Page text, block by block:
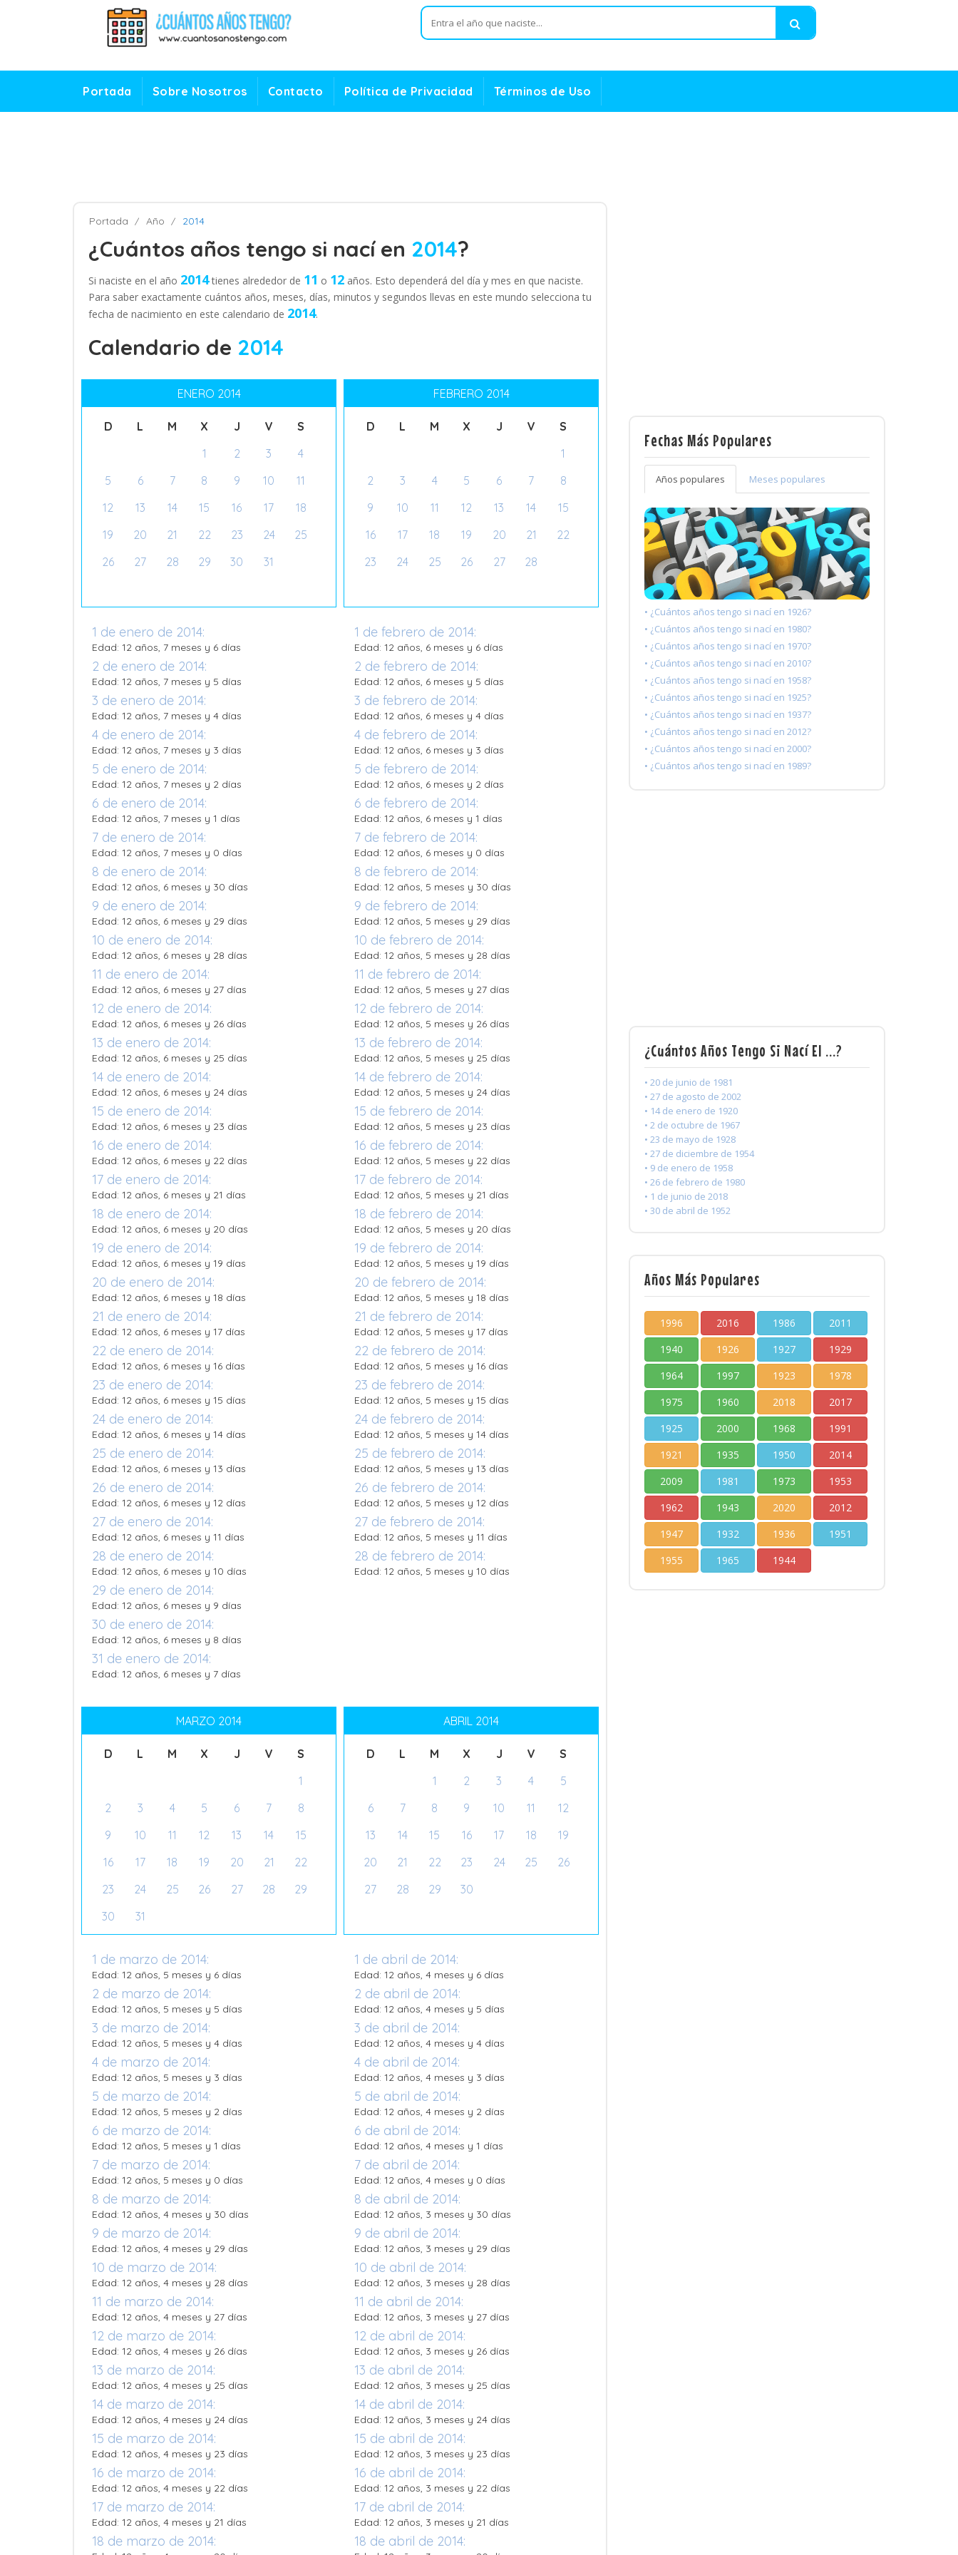
Portada Sobre Nosotros Contacto Política de Privacidad Términos de Uso
Portada Año 2014
¿Cuántos años tengo si nací en 2014?
Si naciste en el año 2014tienes alrededor de 11 o 12 años. Esto dependerá del día y mes en que naciste.
Para saber exactamente cuántos años, meses, días, minutos y segundos llevas en este mundo selecciona tu
fecha de nacimiento en este calendario de 2014.
Calendario de 2014
ENERO 2014
D L M X J V
S
1
2 3
4
5
6 7 8 9 10
11
12
13 14 15 16 17
18
19
20 21 22 23 24
25
26
27 28 29 30 31
1 de enero de 2014:
Edad: 12 años, 7 meses y 6 días
2 de enero de 2014:
Edad: 12 años, 7 meses y 5 días
3 de enero de 2014:
Edad: 12 años, 7 meses y 4 días
4 de enero de 2014:
Edad: 12 años, 7 meses y 3 días
5 de enero de 2014:
Edad: 12 años, 7 meses y 2 días
6 de enero de 2014:
Edad: 12 años, 7 meses y 1 días
7 de enero de 2014:
Edad: 12 años, 7 meses y 0 días
8 de enero de 2014:
Edad: 12 años, 6 meses y 30 días
9 de enero de 2014:
Edad: 12 años, 6 meses y 29 días
10 de enero de 2014:
Edad: 12 años, 6 meses y 28 días
11 de enero de 2014:
Edad: 12 años, 6 meses y 27 días
12 de enero de 2014:
Edad: 12 años, 6 meses y 26 días
13 de enero de 2014:
Edad: 12 años, 6 meses y 25 días
14 de enero de 2014:
Edad: 12 años, 6 meses y 24 días
15 de enero de 2014:
Edad: 12 años, 6 meses y 23 días
16 de enero de 2014:
Edad: 12 años, 6 meses y 22 días
17 de enero de 2014:
Edad: 12 años, 6 meses y 21 días
18 de enero de 2014:
Edad: 12 años, 6 meses y 20 días
19 de enero de 2014:
Edad: 12 años, 6 meses y 19 días
20 de enero de 2014:
Edad: 12 años, 6 meses y 18 días
21 de enero de 2014:
Edad: 12 años, 6 meses y 17 días
22 de enero de 2014:
Edad: 12 años, 6 meses y 16 días
23 de enero de 2014:
Edad: 12 años, 6 meses y 15 días
24 de enero de 2014:
Edad: 12 años, 6 meses y 14 días
25 de enero de 2014:
Edad: 12 años, 6 meses y 13 días
26 de enero de 2014:
Edad: 12 años, 6 meses y 12 días
27 de enero de 2014:
Edad: 12 años, 6 meses y 11 días
28 de enero de 2014:
Edad: 12 años, 6 meses y 10 días
29 de enero de 2014:
Edad: 12 años, 6 meses y 9 días
30 de enero de 2014:
Edad: 12 años, 6 meses y 8 días
31 de enero de 2014:
Edad: 12 años, 6 meses y 7 días
FEBRERO 2014
D L M X J V
S
1
2
3 4 5 6 7
8
9
10 11 12 13 14
15
16
17 18 19 20 21
22
23
24 25 26 27 28
1 de febrero de 2014:
Edad: 12 años, 6 meses y 6 días
2 de febrero de 2014:
Edad: 12 años, 6 meses y 5 días
3 de febrero de 2014:
Edad: 12 años, 6 meses y 4 días
4 de febrero de 2014:
Edad: 12 años, 6 meses y 3 días
5 de febrero de 2014:
Edad: 12 años, 6 meses y 2 días
6 de febrero de 2014:
Edad: 12 años, 6 meses y 1 días
7 de febrero de 2014:
Edad: 12 años, 6 meses y 0 días
8 de febrero de 2014:
Edad: 12 años, 5 meses y 30 días
9 de febrero de 2014:
Edad: 12 años, 5 meses y 29 días
10 de febrero de 2014:
Edad: 12 años, 5 meses y 28 días
11 de febrero de 2014:
Edad: 12 años, 5 meses y 27 días
12 de febrero de 2014:
Edad: 12 años, 5 meses y 26 días
13 de febrero de 2014:
Edad: 12 años, 5 meses y 25 días
14 de febrero de 2014:
Edad: 12 años, 5 meses y 24 días
15 de febrero de 2014:
Edad: 12 años, 5 meses y 23 días
16 de febrero de 2014:
Edad: 12 años, 5 meses y 22 días
17 de febrero de 2014:
Edad: 12 años, 5 meses y 21 días
18 de febrero de 2014:
Edad: 12 años, 5 meses y 20 días
19 de febrero de 2014:
Edad: 12 años, 5 meses y 19 días
20 de febrero de 2014:
Edad: 12 años, 5 meses y 18 días
21 de febrero de 2014:
Edad: 12 años, 5 meses y 17 días
22 de febrero de 2014:
Edad: 12 años, 5 meses y 16 días
23 de febrero de 2014:
Edad: 12 años, 5 meses y 15 días
24 de febrero de 2014:
Edad: 12 años, 5 meses y 14 días
25 de febrero de 2014:
Edad: 12 años, 5 meses y 13 días
26 de febrero de 2014:
Edad: 12 años, 5 meses y 12 días
27 de febrero de 2014:
Edad: 12 años, 5 meses y 11 días
28 de febrero de 2014:
Edad: 12 años, 5 meses y 10 días
MARZO 2014
D L M X J V
S
1
2
3 4 5 6 7
8
9
10 11 12 13 14
15
16
17 18 19 20 21
22
23
24 25 26 27 28
29
30
31
1 de marzo de 2014:
Edad: 12 años, 5 meses y 6 días
2 de marzo de 2014:
Edad: 12 años, 5 meses y 5 días
3 de marzo de 2014:
Edad: 12 años, 5 meses y 4 días
4 de marzo de 2014:
Edad: 12 años, 5 meses y 3 días
5 de marzo de 2014:
Edad: 12 años, 5 meses y 2 días
6 de marzo de 2014:
Edad: 12 años, 5 meses y 1 días
7 de marzo de 2014:
Edad: 12 años, 5 meses y 0 días
8 de marzo de 2014:
Edad: 12 años, 4 meses y 30 días
9 de marzo de 2014:
Edad: 12 años, 4 meses y 29 días
10 de marzo de 2014:
Edad: 12 años, 4 meses y 28 días
11 de marzo de 2014:
Edad: 12 años, 4 meses y 27 días
12 de marzo de 2014:
Edad: 12 años, 4 meses y 26 días
13 de marzo de 2014:
Edad: 12 años, 4 meses y 25 días
14 de marzo de 2014:
Edad: 12 años, 4 meses y 24 días
15 de marzo de 2014:
Edad: 12 años, 4 meses y 23 días
16 de marzo de 2014:
Edad: 12 años, 4 meses y 22 días
17 de marzo de 2014:
Edad: 12 años, 4 meses y 21 días
18 de marzo de 2014:
ABRIL 2014
D L M X J V
S
1
2 3 4
5
6
7 8 9 10 11
12
13
14 15 16 17 18
19
20
21 22 23 24 25
26
27
28 29 30
1 de abril de 2014:
Edad: 12 años, 4 meses y 6 días
2 de abril de 2014:
Edad: 12 años, 4 meses y 5 días
3 de abril de 2014:
Edad: 12 años, 4 meses y 4 días
4 de abril de 2014:
Edad: 12 años, 4 meses y 3 días
5 de abril de 2014:
Edad: 12 años, 4 meses y 2 días
6 de abril de 2014:
Edad: 12 años, 4 meses y 1 días
7 de abril de 2014:
Edad: 12 años, 4 meses y 0 días
8 de abril de 2014:
Edad: 12 años, 3 meses y 30 días
9 de abril de 2014:
Edad: 12 años, 3 meses y 29 días
10 de abril de 2014:
Edad: 12 años, 3 meses y 28 días
11 de abril de 2014:
Edad: 12 años, 3 meses y 27 días
12 de abril de 2014:
Edad: 12 años, 3 meses y 26 días
13 de abril de 2014:
Edad: 12 años, 3 meses y 25 días
14 de abril de 2014:
Edad: 12 años, 3 meses y 24 días
15 de abril de 2014:
Edad: 12 años, 3 meses y 23 días
16 de abril de 2014:
Edad: 12 años, 3 meses y 22 días
17 de abril de 2014:
Edad: 12 años, 3 meses y 21 días
18 de abril de 2014:
Fechas Más Populares
Años populares Meses populares
• ¿Cuántos años tengo si nací en 1926?
• ¿Cuántos años tengo si nací en 1980?
• ¿Cuántos años tengo si nací en 1970?
• ¿Cuántos años tengo si nací en 2010?
• ¿Cuántos años tengo si nací en 1958?
• ¿Cuántos años tengo si nací en 1925?
• ¿Cuántos años tengo si nací en 1937?
• ¿Cuántos años tengo si nací en 2012?
• ¿Cuántos años tengo si nací en 2000?
• ¿Cuántos años tengo si nací en 1989?
¿Cuántos Años Tengo Si Nací El ...?
• 20 de junio de 1981
• 27 de agosto de 2002
• 14 de enero de 1920
• 2 de octubre de 1967
• 23 de mayo de 1928
• 27 de diciembre de 1954
• 9 de enero de 1958
• 26 de febrero de 1980
• 1 de junio de 2018
• 30 de abril de 1952
Años Más Populares
1996 2016 1986
2011
1940
1926 1927
1929
1964
1997 1923
1978
1975
1960 2018
2017
1925
2000 1968
1991
1921
1935 1950
2014
2009
1981 1973
1953
1962
1943 2020
2012
1947
1932 1936
1951
1955
1965 1944